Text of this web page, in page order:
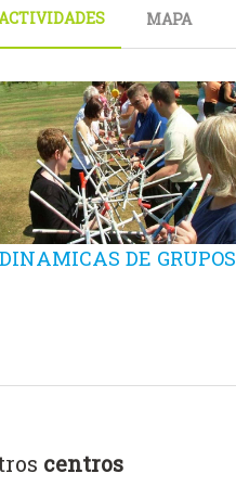
MAPA
DE GRUPOS
centros